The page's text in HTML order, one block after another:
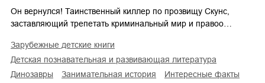
Он вернулся! Таинственный киллер по прозвищу Скунс,
заставляющий трепетать криминальный мир и правоо…
зарубежные детские книги
детская познавательная и развивающая литература
динозавры
занимательная история
интересные факты